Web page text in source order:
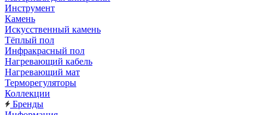
Инструмент
Камень
Искусственный камень
Тёплый пол
Инфракрасный пол
Нагревающий кабель
Нагревающий мат
Терморегуляторы
Коллекции
Бренды